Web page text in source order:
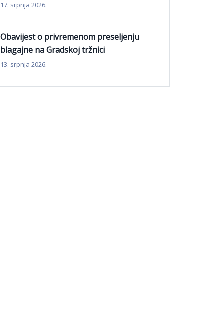
17. srpnja 2026.
Obavijest o privremenom preseljenju
blagajne na Gradskoj tržnici
13. srpnja 2026.